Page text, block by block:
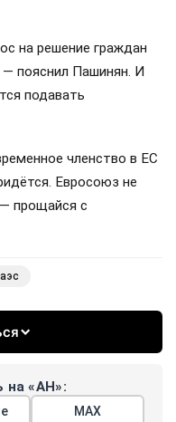
на решение граждан
— пояснил Пашинян. И
подавать
членство в ЕС
Евросоюз не
прощайся с
на «АН»:
МАХ